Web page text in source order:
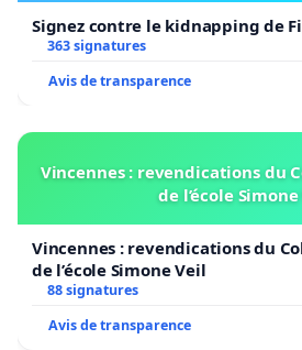
Signez contre le kidnapping de
363 signatures
Avis de transparence
Vincennes : revendications du
de l’école
Vincennes : revendications du
de l’école Simone Veil
88 signatures
Avis de transparence